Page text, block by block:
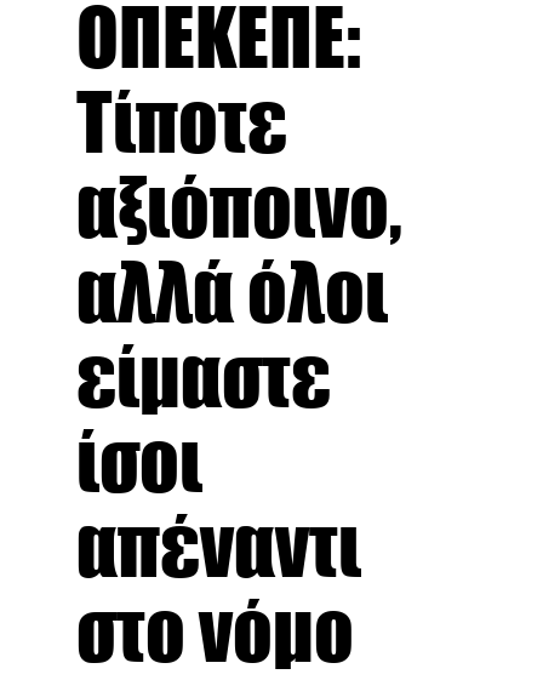
ΟΠΕΚΕΠΕ:
Τίποτε
αξιόποινο,
αλλά όλοι
είμαστε
ίσοι
απέναντι
στο νόμο